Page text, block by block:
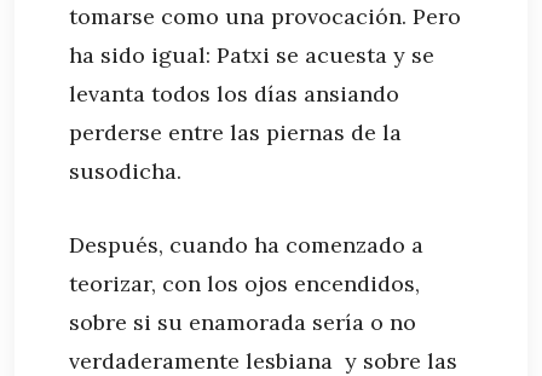
tomarse como una provocación. Pero
ha sido igual: Patxi se acuesta y se
levanta todos los días ansiando
perderse entre las piernas de la
susodicha.
Después, cuando ha comenzado a
teorizar, con los ojos encendidos,
sobre si su enamorada sería o no
verdaderamente lesbiana y sobre las